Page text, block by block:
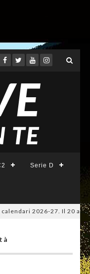
Serie D
2026-27. Il 20 agosto